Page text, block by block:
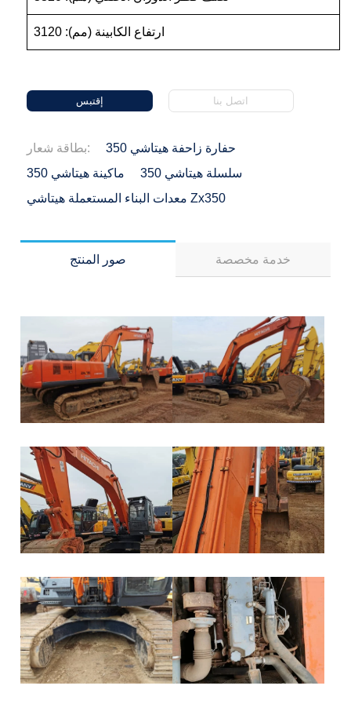
إقتبس اتصل بنا
بطاقة شعار:
حفارة زاحفة هيتاشي 350
ماكينة هيتاشي 350
سلسلة هيتاشي 350
معدات البناء المستعملة هيتاشي Zx350
صور المنتج خدمة مخصصة